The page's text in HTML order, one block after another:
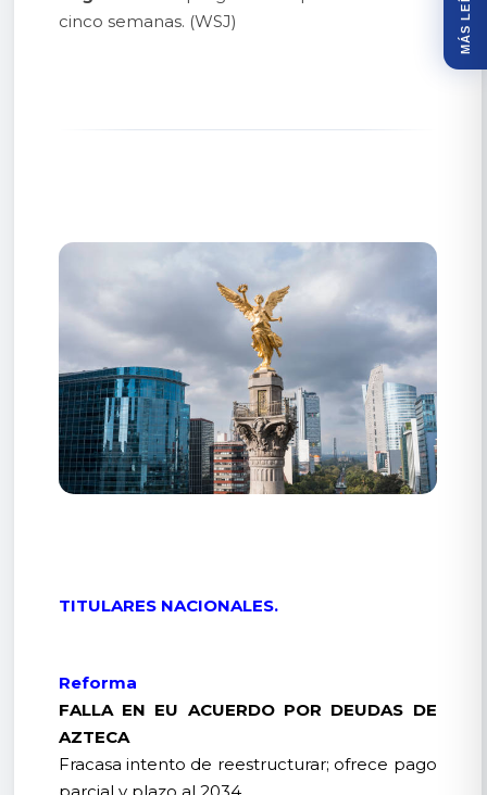
cinco semanas. (WSJ)
TITULARES NACIONALES.
Reforma
FALLA EN EU ACUERDO POR DEUDAS DE
AZTECA
Fracasa intento de reestructurar; ofrece pago